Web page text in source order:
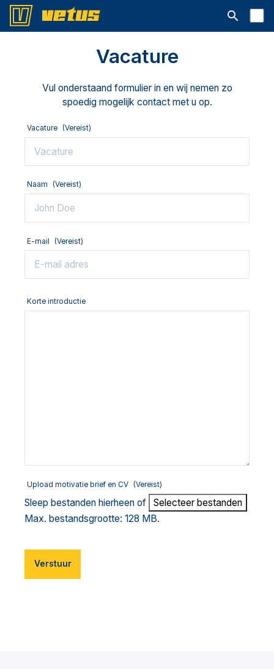
Open
Vacature
Vul onderstaand formulier in en wij nemen zo
spoedig mogelijk contact met u op.
Vacature (Vereist)
Naam (Vereist)
E-mail (Vereist)
Korte introductie
Upload motivatie brief en CV (Vereist)
Sleep bestanden hierheen of
Selecteer bestanden
Max. bestandsgrootte: 128 MB.
Verstuur